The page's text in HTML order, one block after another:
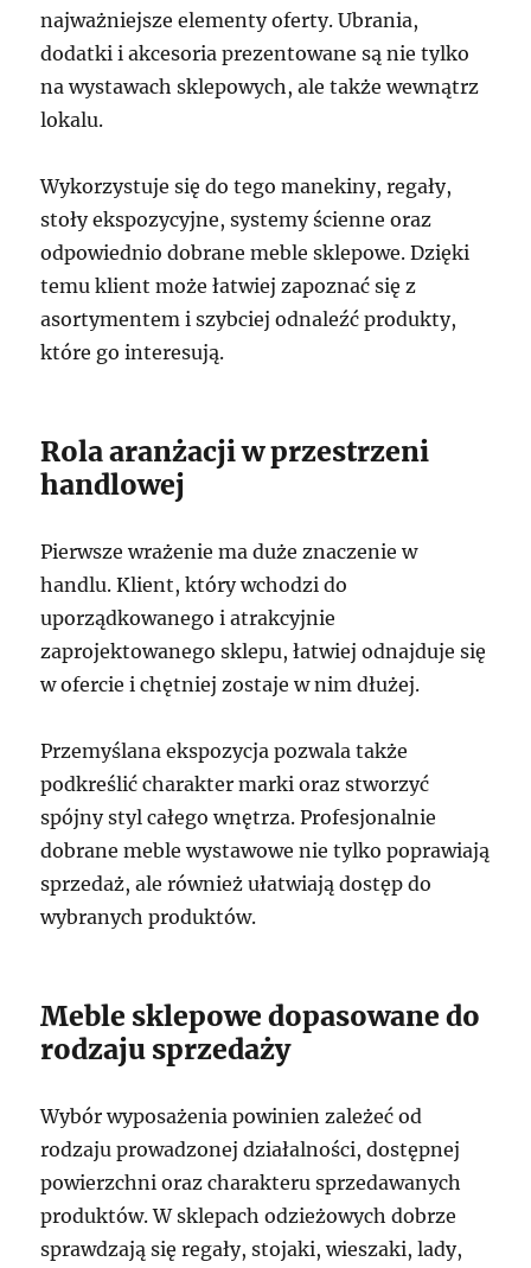
najważniejsze elementy oferty. Ubrania,
dodatki i akcesoria prezentowane są nie tylko
na wystawach sklepowych, ale także wewnątrz
lokalu.
Wykorzystuje się do tego manekiny, regały,
stoły ekspozycyjne, systemy ścienne oraz
odpowiednio dobrane meble sklepowe. Dzięki
temu klient może łatwiej zapoznać się z
asortymentem i szybciej odnaleźć produkty,
które go interesują.
Rola aranżacji w przestrzeni
handlowej
Pierwsze wrażenie ma duże znaczenie w
handlu. Klient, który wchodzi do
uporządkowanego i atrakcyjnie
zaprojektowanego sklepu, łatwiej odnajduje się
w ofercie i chętniej zostaje w nim dłużej.
Przemyślana ekspozycja pozwala także
podkreślić charakter marki oraz stworzyć
spójny styl całego wnętrza. Profesjonalnie
dobrane meble wystawowe nie tylko poprawiają
sprzedaż, ale również ułatwiają dostęp do
wybranych produktów.
Meble sklepowe dopasowane do
rodzaju sprzedaży
Wybór wyposażenia powinien zależeć od
rodzaju prowadzonej działalności, dostępnej
powierzchni oraz charakteru sprzedawanych
produktów. W sklepach odzieżowych dobrze
sprawdzają się regały, stojaki, wieszaki, lady,